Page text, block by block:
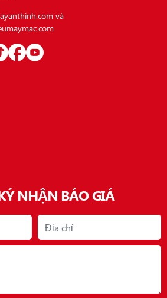
và
NHẬN BÁO GIÁ